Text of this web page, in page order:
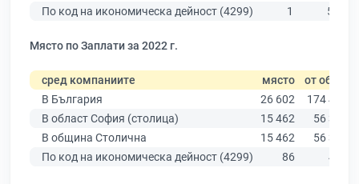
По код на икономическа дейност (4299)
1 578
Място по Заплати за 2022 г.
сред компаниите място от общо
В България
26 602
174 403
В област София (столица)
15 462
56 378
В община Столична
15 462
56 378
По код на икономическа дейност (4299)
86 451